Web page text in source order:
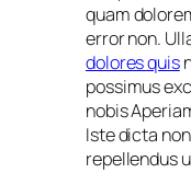
quam
error non.
dolores quis
possimus
nobis
Iste dicta
repellendus